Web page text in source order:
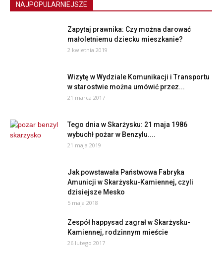
NAJPOPULARNIEJSZE
Zapytaj prawnika: Czy można darować
małoletniemu dziecku mieszkanie?
2 kwietnia 2019
Wizytę w Wydziale Komunikacji i Transportu
w starostwie można umówić przez...
21 marca 2017
Tego dnia w Skarżysku: 21 maja 1986
wybuchł pożar w Benzylu....
21 maja 2019
Jak powstawała Państwowa Fabryka
Amunicji w Skarżysku-Kamiennej, czyli
dzisiejsze Mesko
5 maja 2018
Zespół happysad zagrał w Skarżysku-
Kamiennej, rodzinnym mieście
26 lutego 2017